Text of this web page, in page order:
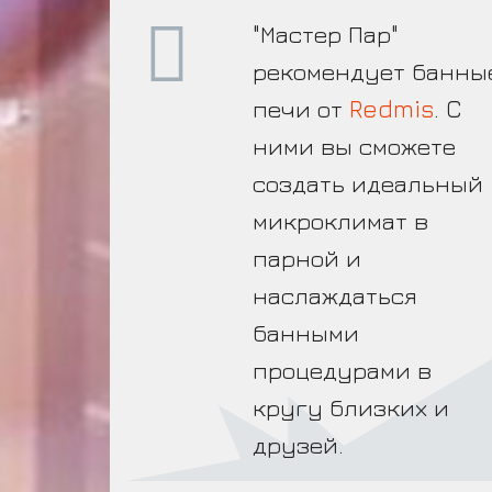
"Мастер Пар"
рекомендует
печи от Redmis. C
ними вы сможете
создать идеальный
микроклимат в
парной и
наслаждаться
банными
процедурами в
кругу близких и
друзей.